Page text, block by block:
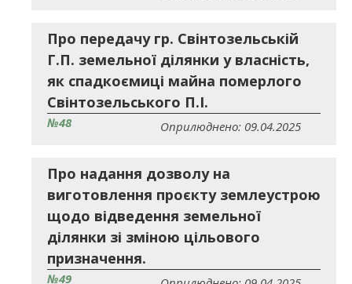
Про передачу гр. Свінтозельській
Г.П. земельної ділянки у власність,
як спадкоємиці майна померлого
Свінтозельського П.І.
№48 Оприлюднено: 09.04.2025
Про надання дозволу на
виготовлення проєкту землеустрою
щодо відведення земельної
ділянки зі зміною цільового
призначення.
№49